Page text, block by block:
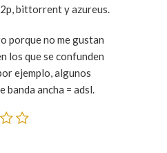
bittorrent y azureus.
porque no me gustan
los que se confunden
ejemplo, algunos
banda ancha = adsl.